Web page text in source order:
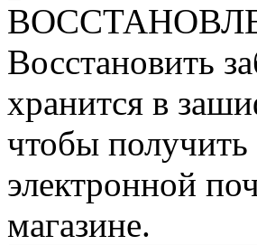
Восстановить
хранится в
чтобы получить
электронной
магазине.